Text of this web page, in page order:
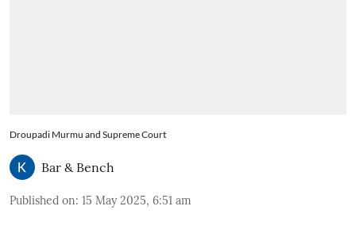
Droupadi Murmu and Supreme Court
Bar & Bench
Published on: 15 May 2025, 6:51 am